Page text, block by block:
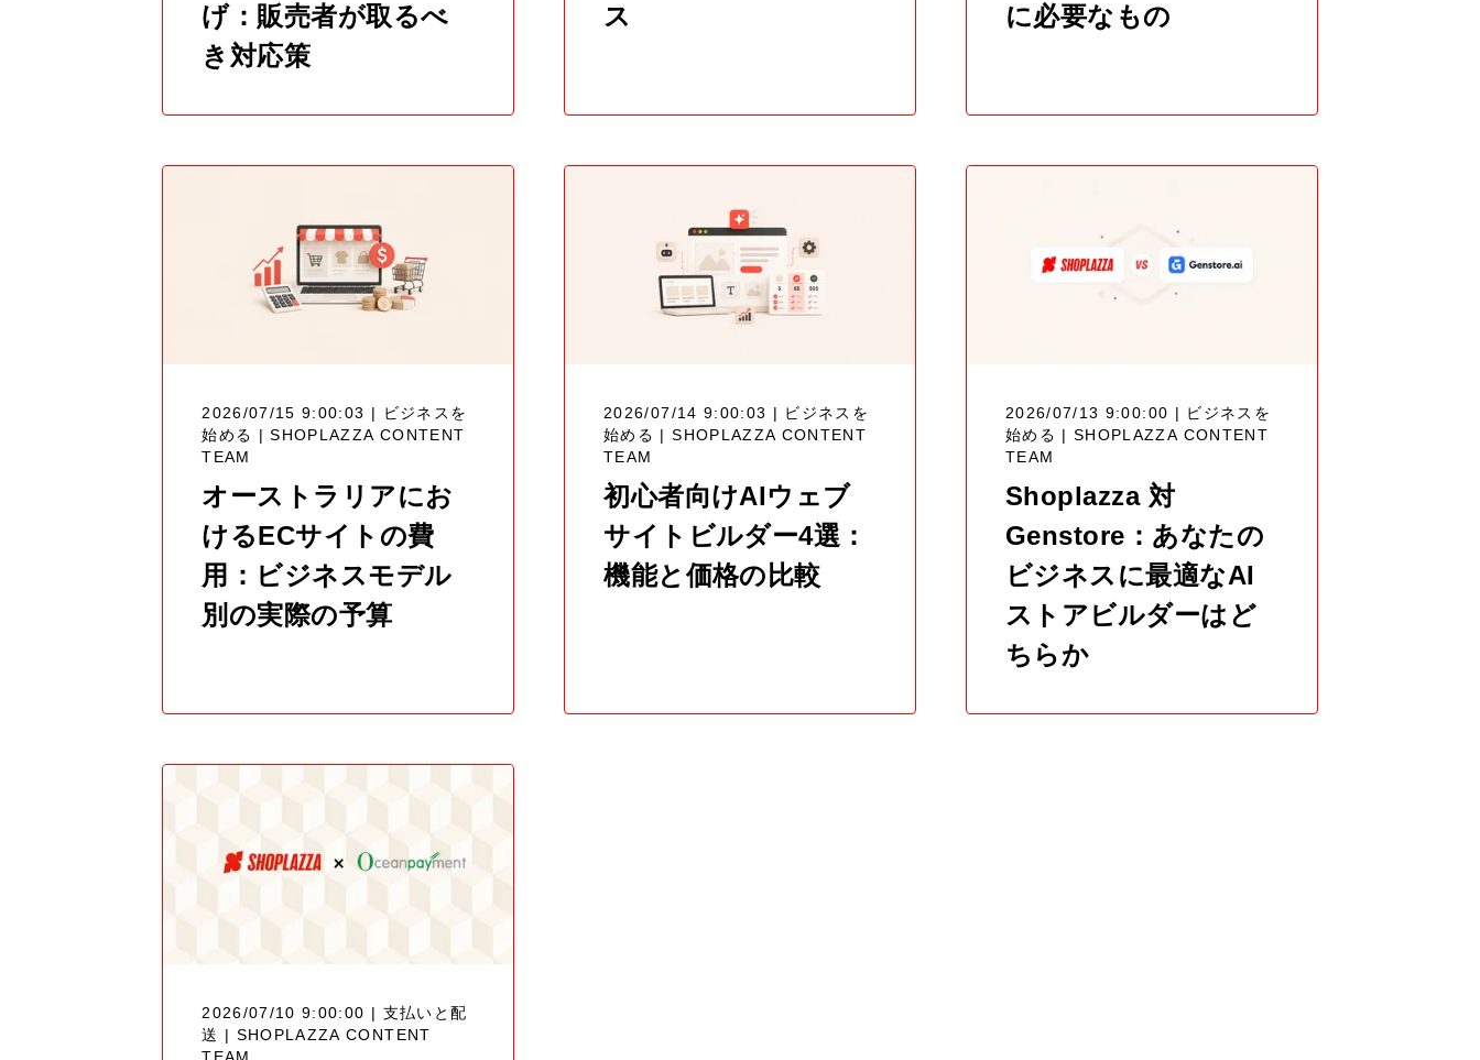
げ：販売者が取るべ
き対応策
ス
に必要なもの
2026/07/15 9:00:03 | ビジネスを
始める |SHOPLAZZA CONTENT
TEAM
オーストラリアにお
けるECサイトの費
用：ビジネスモデル
別の実際の予算
2026/07/14 9:00:03 | ビジネスを
始める |SHOPLAZZA CONTENT
TEAM
初心者向けAIウェブ
サイトビルダー4選：
機能と価格の比較
2026/07/13 9:00:00 | ビジネスを
始める |SHOPLAZZA CONTENT
TEAM
Shoplazza 対
Genstore：あなたの
ビジネスに最適なAI
ストアビルダーはど
ちらか
2026/07/10 9:00:00 | 支払いと配
送 | SHOPLAZZA CONTENT